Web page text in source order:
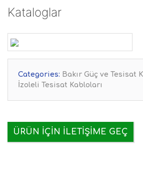
Kataloglar
Categories: Bakır Güç ve Tesisat
İzoleli Tesisat Kabloları
ÜRÜN IÇIN İLETIŞIME GEÇ